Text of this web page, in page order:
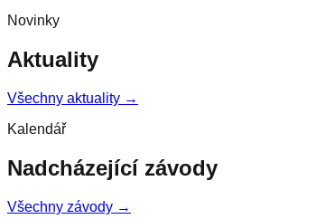
Novinky
Aktuality
Všechny aktuality →
Kalendář
Nadcházející závody
Všechny závody →